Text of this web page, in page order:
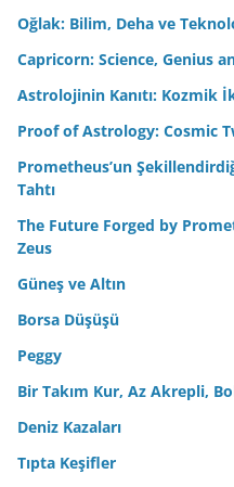
Oğlak: Bilim, Deha ve
Capricorn: Science, Genius
Astrolojinin Kanıtı: Kozmik
Proof of Astrology: Cosmic
Prometheus’un
Tahtı
The Future Forged by
Zeus
Güneş ve Altın
Borsa Düşüşü
Peggy
Bir Takım Kur, Az Akrepli,
Deniz Kazaları
Tıpta Keşifler